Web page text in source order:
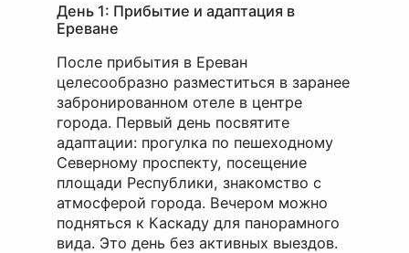
День 1: Прибытие и адаптация в
Ереване
После прибытия в Ереван
целесообразно разместиться в заранее
забронированном отеле в центре
города. Первый день посвятите
адаптации: прогулка по пешеходному
Северному проспекту, посещение
площади Республики, знакомство с
атмосферой города. Вечером можно
подняться к Каскаду для панорамного
вида. Это день без активных выездов.